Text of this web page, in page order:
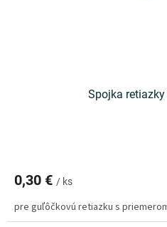
Spojka
0,30 € / ks
pre guľôčkovú retiazku s